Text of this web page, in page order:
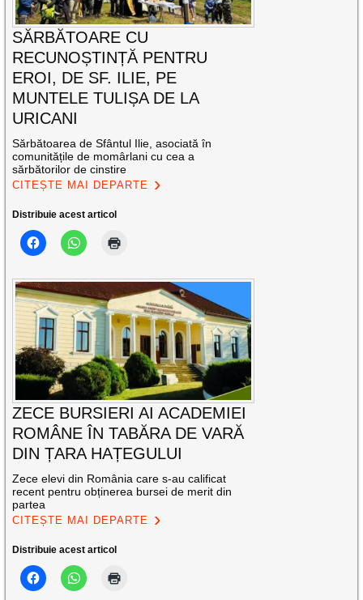
SĂRBĂTOARE CU
RECUNOȘTINȚĂ PENTRU
EROI, DE SF. ILIE, PE
MUNTELE TULIȘA DE LA
URICANI
Sărbătoarea de Sfântul Ilie, asociată în
comunitățile de momârlani cu cea a
sărbătorilor de cinstire
CITEȘTE MAI DEPARTE
Distribuie acest articol
ZECE BURSIERI AI ACADEMIEI
ROMÂNE ÎN TABĂRA DE VARĂ
DIN ȚARA HAȚEGULUI
Zece elevi din România care s-au calificat
recent pentru obținerea bursei de merit din
partea
CITEȘTE MAI DEPARTE
Distribuie acest articol